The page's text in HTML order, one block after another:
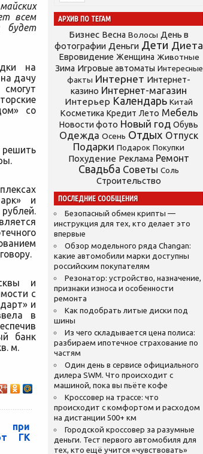
всем
будет
на
дачу
со
и
и
с
и
в
банк
м.
при
ГК
АРХИВ ПО ТЕГАМ
Бизнес Весна Волосы День в
фотографии Деньги Дети Диета
Евровидение Женщина Животные
Зима Игровые автоматы Интересные
факты Интернет Интернет-
казино Интернет-магазин
Интерьер Календарь Китай
Косметика Кредит Лето Мебель
Новости фото Новый год Обувь
Одежда Осень Отдых Отпуск
Подарки Подарок Покупки
Похудение Реклама Ремонт
Свадьба Советы Соль
Строительство
ПОСЛЕДНИЕ СООБЩЕНИЯ
Безопасный обмен крипты —
инструкция для тех, кто делает это
впервые
Обзор модельного ряда Changan:
какие автомобили марки доступны
российским покупателям
Резонатор: устройство, назначение,
признаки износа и особенности
ремонта
Как подобрать литые диски под
шины
Из чего складывается цена полиса:
разбираем ипотечное страхование по
частям
Один день в сервисе официального
дилера SWM. Что происходит с
машиной, пока вы пьёте кофе
Кроссовер на трассе: что
происходит с комфортом и расходом
на дистанции 500+ км
Городской кроссовер за разумные
деньги. Тест первого автомобиля для
тех, кто ещё учится «чувствовать»